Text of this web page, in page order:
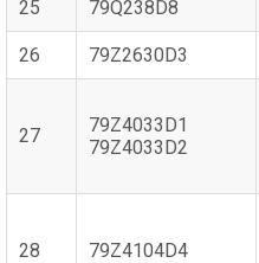
25 79Q238D8
26 79Z2630D3
27
79Z4033D1
79Z4033D2
28 79Z4104D4